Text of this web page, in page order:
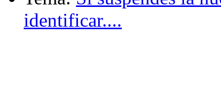
identificar....